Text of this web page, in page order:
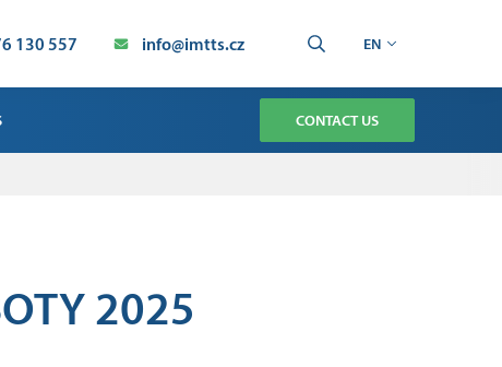
130 557 info@imtts.cz EN
CONTACT US
2025